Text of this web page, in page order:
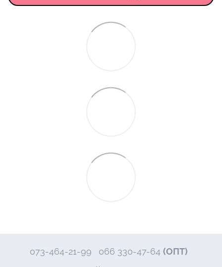
073-464-21-99 066 330-47-64 (ОПТ)